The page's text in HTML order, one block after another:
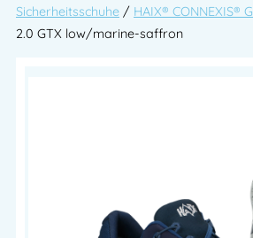
Sicherheitsschuhe / HAIX® CONNEXIS®
2.0 GTX low/marine-saffron